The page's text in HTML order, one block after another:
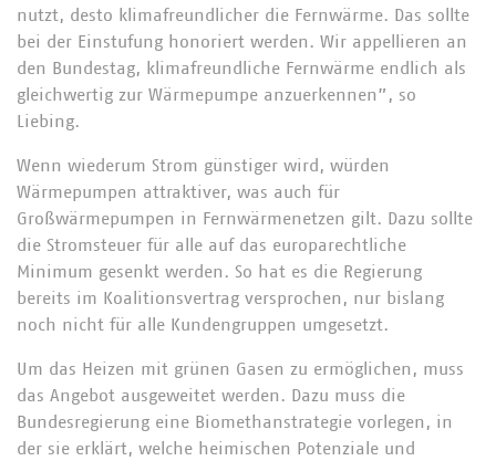
nutzt, desto klimafreundlicher die Fernwärme. Das sollte
bei der Einstufung honoriert werden. Wir appellieren an
den Bundestag, klimafreundliche Fernwärme endlich als
gleichwertig zur Wärmepumpe anzuerkennen”, so
Liebing.
Wenn wiederum Strom günstiger wird, würden
Wärmepumpen attraktiver, was auch für
Großwärmepumpen in Fernwärmenetzen gilt. Dazu sollte
die Stromsteuer für alle auf das europarechtliche
Minimum gesenkt werden. So hat es die Regierung
bereits im Koalitionsvertrag versprochen, nur bislang
noch nicht für alle Kundengruppen umgesetzt.
Um das Heizen mit grünen Gasen zu ermöglichen, muss
das Angebot ausgeweitet werden. Dazu muss die
Bundesregierung eine Biomethanstrategie vorlegen, in
der sie erklärt, welche heimischen Potenziale und